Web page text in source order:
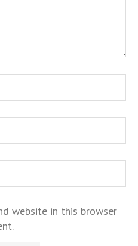
website in this browser